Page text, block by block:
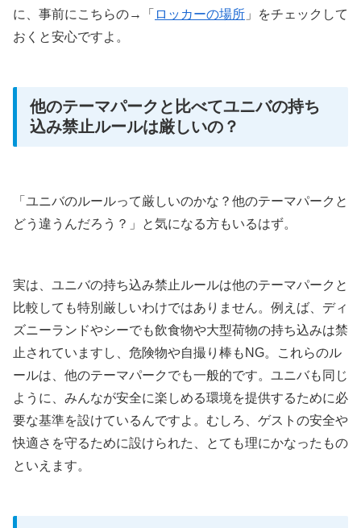
に、事前にこちらの→「 ロッカーの場所 」をチェックして
おくと安心ですよ。
他のテーマパークと比べてユニバの持ち
込み禁止ルールは厳しいの？
「ユニバのルールって厳しいのかな？他のテーマパークと
どう違うんだろう？」と気になる方もいるはず。
実は、ユニバの持ち込み禁止ルールは他のテーマパークと
比較しても特別厳しいわけではありません。例えば、ディ
ズニーランドやシーでも飲食物や大型荷物の持ち込みは禁
止されていますし、危険物や自撮り棒もNG。これらのル
ールは、他のテーマパークでも一般的です。ユニバも同じ
ように、みんなが安全に楽しめる環境を提供するために必
要な基準を設けているんですよ。むしろ、ゲストの安全や
快適さを守るために設けられた、とても理にかなったもの
といえます。